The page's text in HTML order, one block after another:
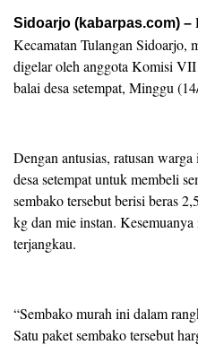
Sidoarjo (kabarpas.com) –
Kecamatan Tulangan Sidoarjo,
digelar oleh anggota Komisi
balai desa setempat, Minggu
Dengan antusias, ratusan
desa setempat untuk membeli
sembako tersebut berisi beras
kg dan mie instan.
terjangkau.
“Sembako murah ini dalam
Satu paket sembako tersebut